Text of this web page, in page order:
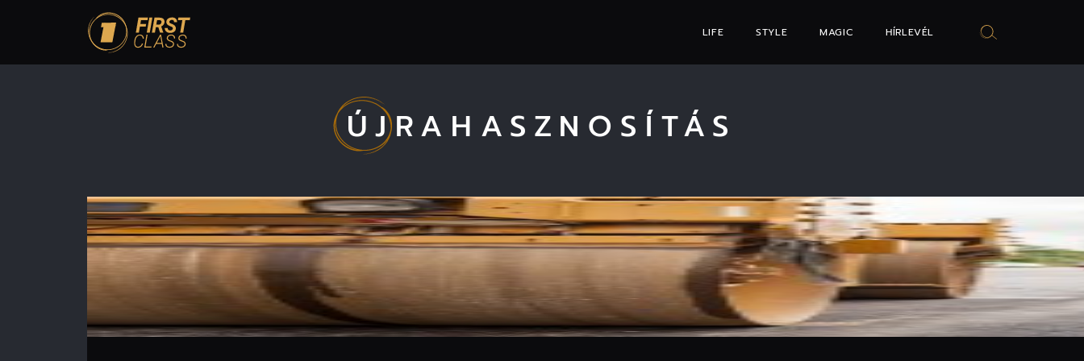
LIFE STYLE MAGIC HÍRLEVÉL
ÚJRAHASZNOSÍTÁS